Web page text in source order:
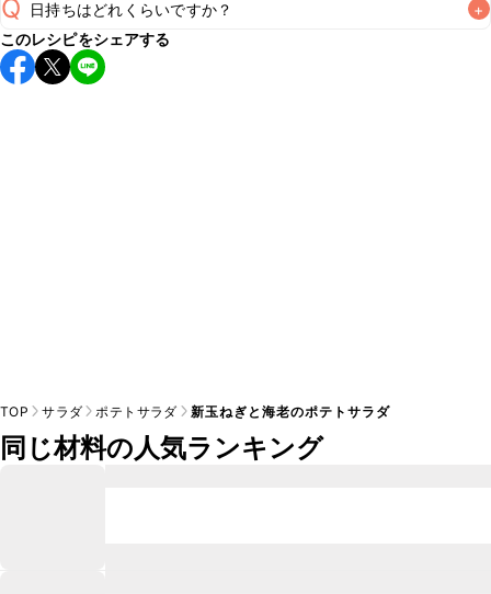
Q 日持ちはどれくらいですか？ +
保存期間は冷蔵で当日中が目安です。なるべくお早めにお召
し上がりください。
このレシピをシェアする
TOP サラダ ポテトサラダ 新玉ねぎと海老のポテトサラダ
同じ材料の人気ランキング